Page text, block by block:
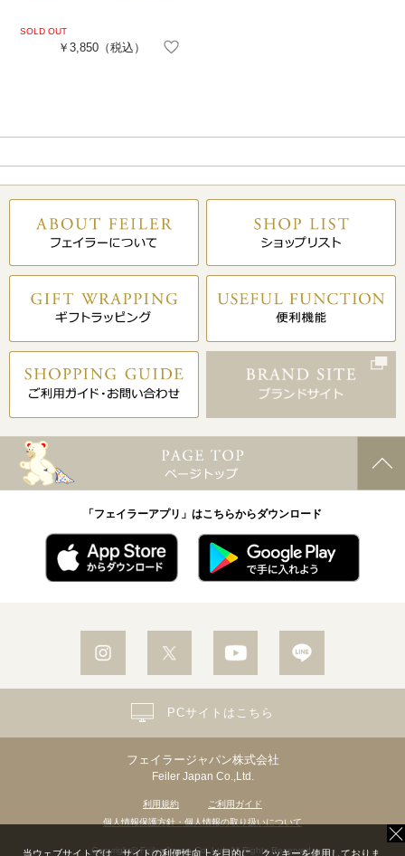
￥3,850 （税込）
「フェイラーアプリ」はこちらからダウンロード
フェイラージャパン株式会社
Feiler Japan Co.,Ltd.
利用規約
ご利用ガイド
個人情報保護方針・個人情報の取り扱いについて
Copyright© Feiler Japan Co.,Ltd. All Rights Reserved.
PCサイトはこちら
当ウェブサイトでは、サイトの利便性向上を目的に、クッキーを使用しておりま